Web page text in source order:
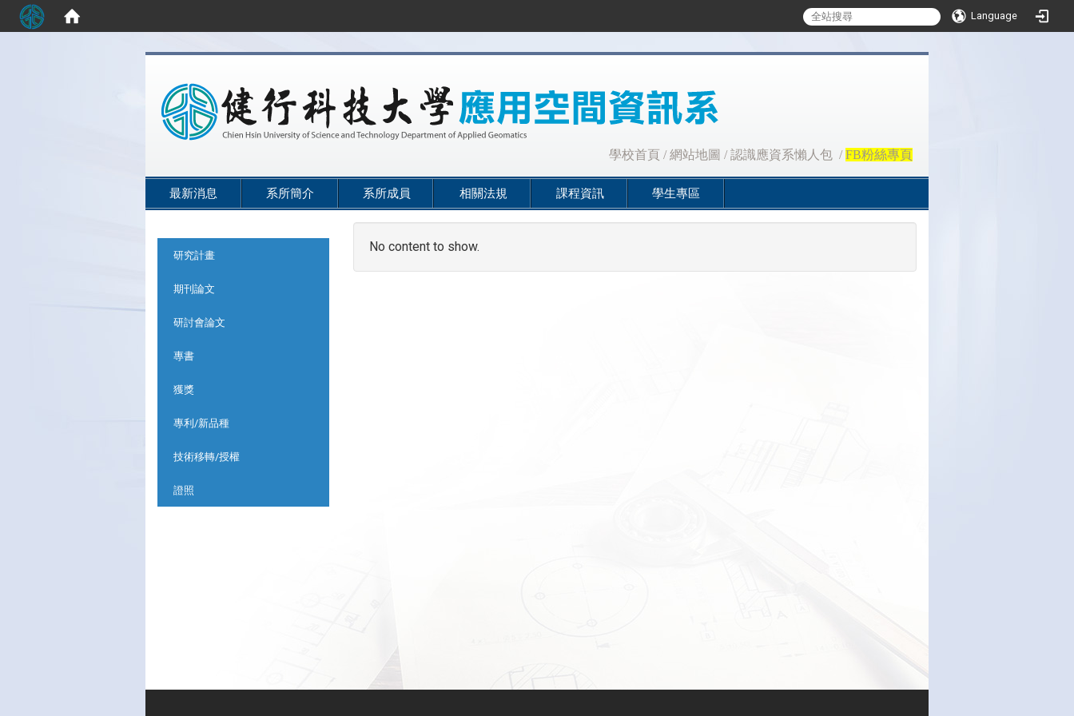
Language
學校首頁 /網站地圖 /認識應資系懶人包 /FB粉絲專頁
最新消息 系所簡介 系所成員 相關法規 課程資訊 學生專區
研究計畫
期刊論文
研討會論文
專書
獲獎
專利/新品種
技術移轉/授權
證照
No content to show.